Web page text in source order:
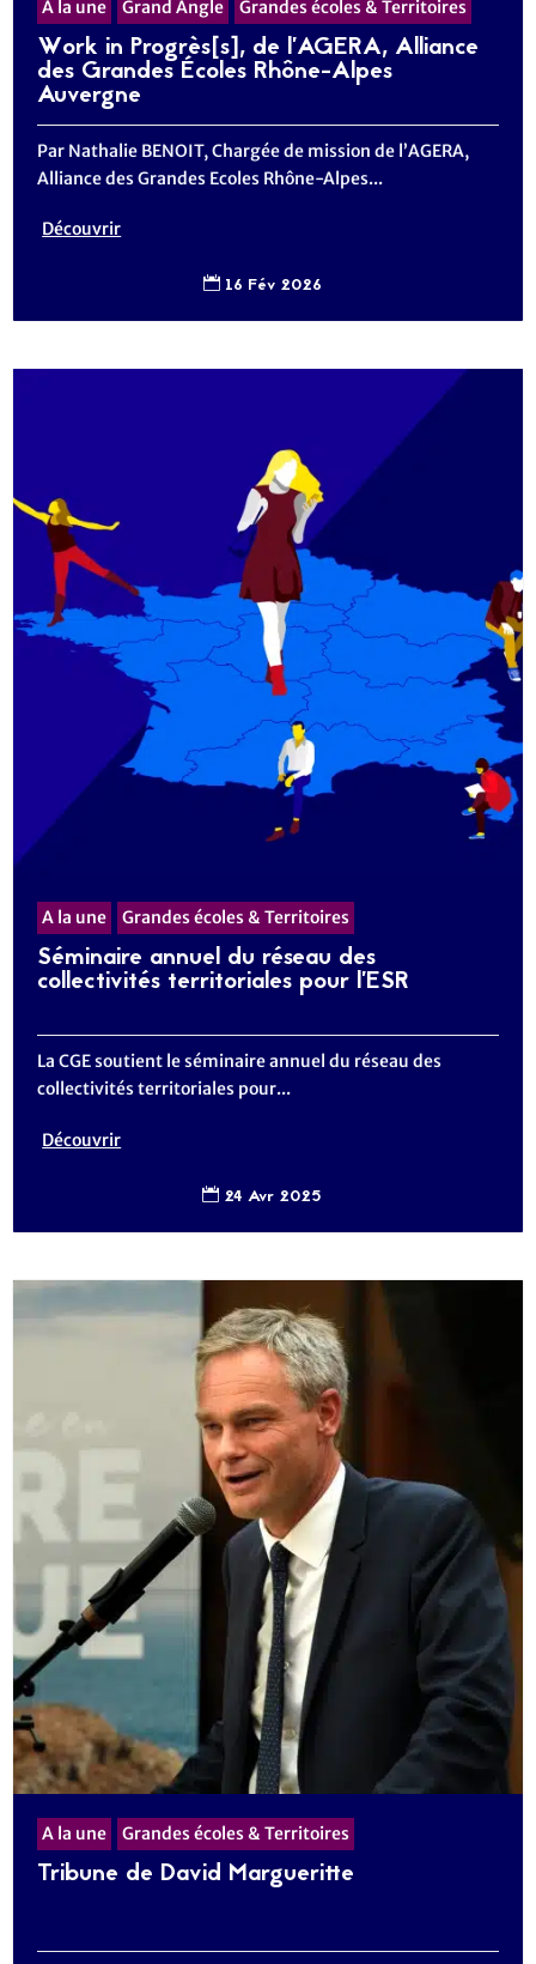
A la une Grand Angle Grandes écoles & Territoires
Work in Progrès[s], de l’AGERA, Alliance
des Grandes Écoles Rhône-Alpes
Auvergne
Par Nathalie BENOIT, Chargée de mission de l’AGERA,
Alliance des Grandes Ecoles Rhône-Alpes...
Découvrir
 16 Fév 2026
A la une Grandes écoles & Territoires
Séminaire annuel du réseau des
collectivités territoriales pour l’ESR
La CGE soutient le séminaire annuel du réseau des
collectivités territoriales pour...
Découvrir
 24 Avr 2025
A la une Grandes écoles & Territoires
Tribune de David Margueritte